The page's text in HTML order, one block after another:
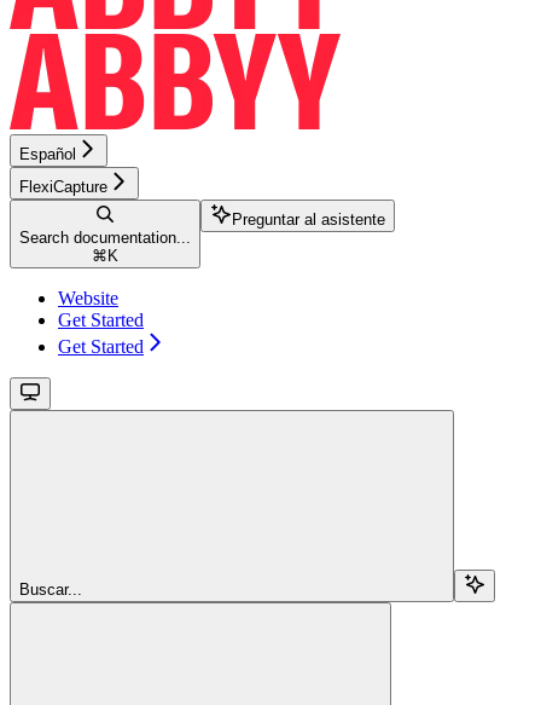
Español
FlexiCapture
Search documentation...
⌘ K
Preguntar al asistente
Website
Get Started
Get Started
Buscar...